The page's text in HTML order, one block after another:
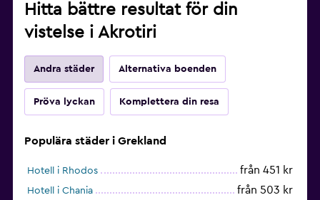
Hitta bättre resultat för din
vistelse i Akrotiri
Andra städer Alternativa boenden
Pröva lyckan Komplettera din resa
Populära städer i Grekland
Hotell i Rhodos från 451 kr
Hotell i Chania från 503 kr